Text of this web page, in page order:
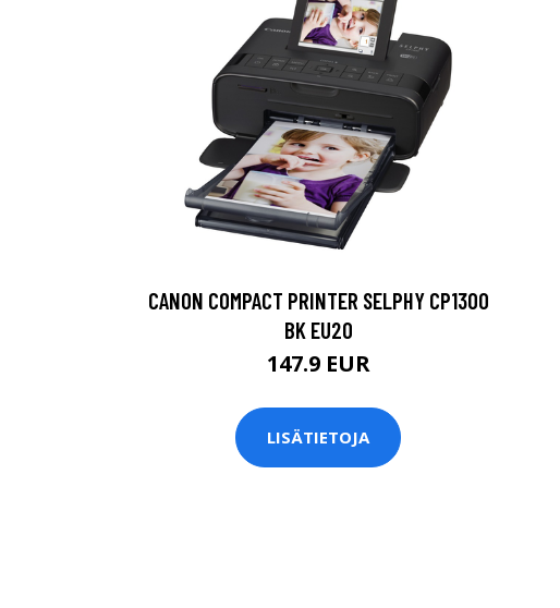
CANON COMPACT PRINTER SELPHY CP1300
BK EU20
147.9 EUR
LISÄTIETOJA